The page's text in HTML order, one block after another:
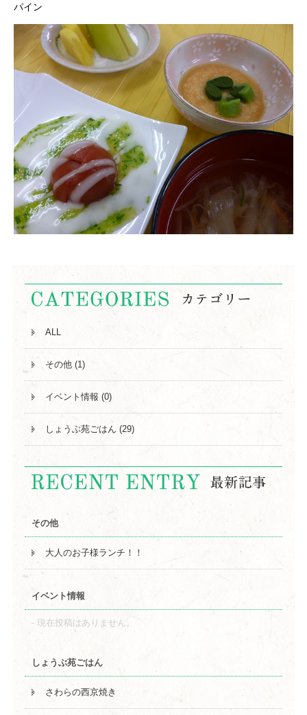
パイン
ALL
その他 (1)
イベント情報 (0)
しょうぶ苑ごはん (29)
その他
大人のお子様ランチ！！
イベント情報
現在投稿はありません。
しょうぶ苑ごはん
さわらの西京焼き